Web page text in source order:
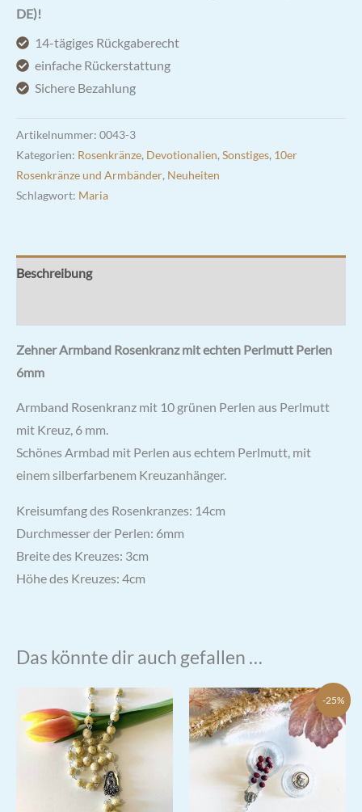
mit
echt
Perlmutt
Perlen
Menge
DE)!
14-tägiges Rückgaberecht
einfache Rückerstattung
Sichere Bezahlung
Artikelnummer: 0043-3
Kategorien: Rosenkränze, Devotionalien, Sonstiges, 10er
Rosenkränze und Armbänder, Neuheiten
Schlagwort: Maria
Beschreibung
Zehner Armband Rosenkranz mit echten Perlmutt Perlen
6mm
Armband Rosenkranz mit 10 grünen Perlen aus Perlmutt
mit Kreuz, 6 mm.
Schönes Armbad mit Perlen aus echtem Perlmutt, mit
einem silberfarbenem Kreuzanhänger.
Kreisumfang des Rosenkranzes: 14cm
Durchmesser der Perlen: 6mm
Breite des Kreuzes: 3cm
Höhe des Kreuzes: 4cm
Das könnte dir auch gefallen …
-25%